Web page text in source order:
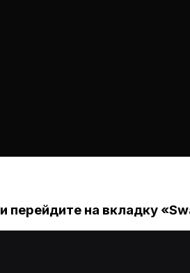
и перейдите на вкладку